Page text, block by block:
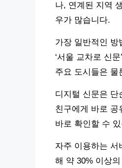
나, 연계된 지역
우가 많습니다.
가장 일반적인 방
‘서울 교차로 신
주요 도시들은 물
디지털 신문은 단
친구에게 바로 공
바로 확인할 수
자주 이용하는 서
해 약 30% 이상